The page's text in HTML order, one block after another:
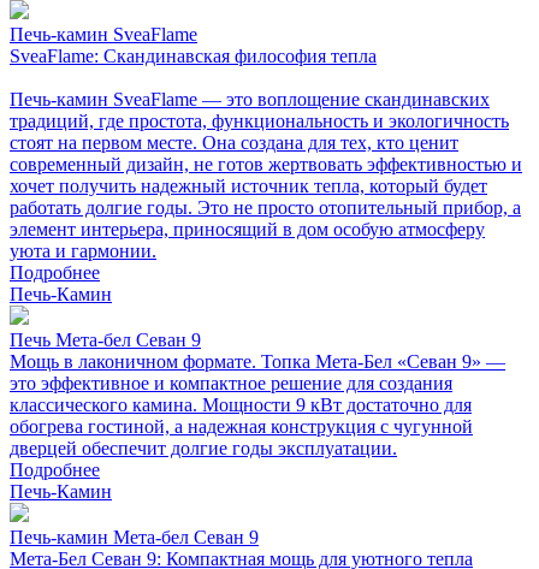
Печь-камин SveaFlame
SveaFlame: Скандинавская философия тепла
Печь-камин SveaFlame — это воплощение скандинавских
традиций, где простота, функциональность и экологичность
стоят на первом месте. Она создана для тех, кто ценит
современный дизайн, не готов жертвовать эффективностью и
хочет получить надежный источник тепла, который будет
работать долгие годы. Это не просто отопительный прибор, а
элемент интерьера, приносящий в дом особую атмосферу
уюта и гармонии.
Подробнее
Печь-Камин
Печь Мета-бел Севан 9
Мощь в лаконичном формате. Топка Мета-Бел «Севан 9» —
это эффективное и компактное решение для создания
классического камина. Мощности 9 кВт достаточно для
обогрева гостиной, а надежная конструкция с чугунной
дверцей обеспечит долгие годы эксплуатации.
Подробнее
Печь-Камин
Печь-камин Мета-бел Севан 9
Мета-Бел Севан 9: Компактная мощь для уютного тепла